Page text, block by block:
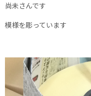
尚未さんです
模様を彫っています